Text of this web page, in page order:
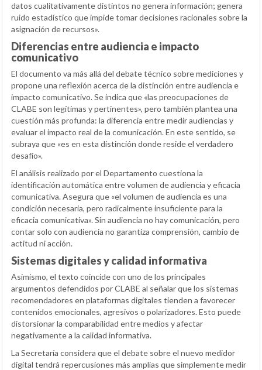
datos cualitativamente distintos no genera información; genera
ruido estadístico que impide tomar decisiones racionales sobre la
asignación de recursos».
Diferencias entre audiencia e impacto
comunicativo
El documento va más allá del debate técnico sobre mediciones y
propone una reflexión acerca de la distinción entre audiencia e
impacto comunicativo. Se indica que «las preocupaciones de
CLABE son legítimas y pertinentes», pero también plantea una
cuestión más profunda: la diferencia entre medir audiencias y
evaluar el impacto real de la comunicación. En este sentido, se
subraya que «es en esta distinción donde reside el verdadero
desafío».
El análisis realizado por el Departamento cuestiona la
identificación automática entre volumen de audiencia y eficacia
comunicativa. Asegura que «el volumen de audiencia es una
condición necesaria, pero radicalmente insuficiente para la
eficacia comunicativa». Sin audiencia no hay comunicación, pero
contar solo con audiencia no garantiza comprensión, cambio de
actitud ni acción.
Sistemas digitales y calidad informativa
Asimismo, el texto coincide con uno de los principales
argumentos defendidos por CLABE al señalar que los sistemas
recomendadores en plataformas digitales tienden a favorecer
contenidos emocionales, agresivos o polarizadores. Esto puede
distorsionar la comparabilidad entre medios y afectar
negativamente a la calidad informativa.
La Secretaría considera que el debate sobre el nuevo medidor
digital tendrá repercusiones más amplias que simplemente medir